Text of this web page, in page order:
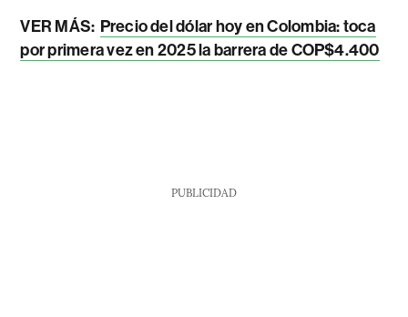
VER MÁS: Precio del dólar hoy en Colombia: toca
por primera vez en 2025 la barrera de COP$4.400
PUBLICIDAD